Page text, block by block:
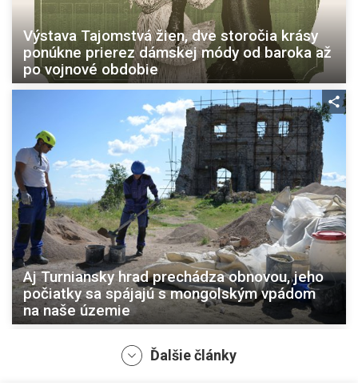
Výstava Tajomstvá žien, dve storočia krásy
ponúkne prierez dámskej módy od baroka až
po vojnové obdobie
Aj Turniansky hrad prechádza obnovou, jeho
počiatky sa spájajú s mongolským vpádom
na naše územie
Ďalšie články